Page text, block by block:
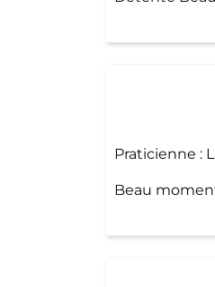
Praticienne :
Beau